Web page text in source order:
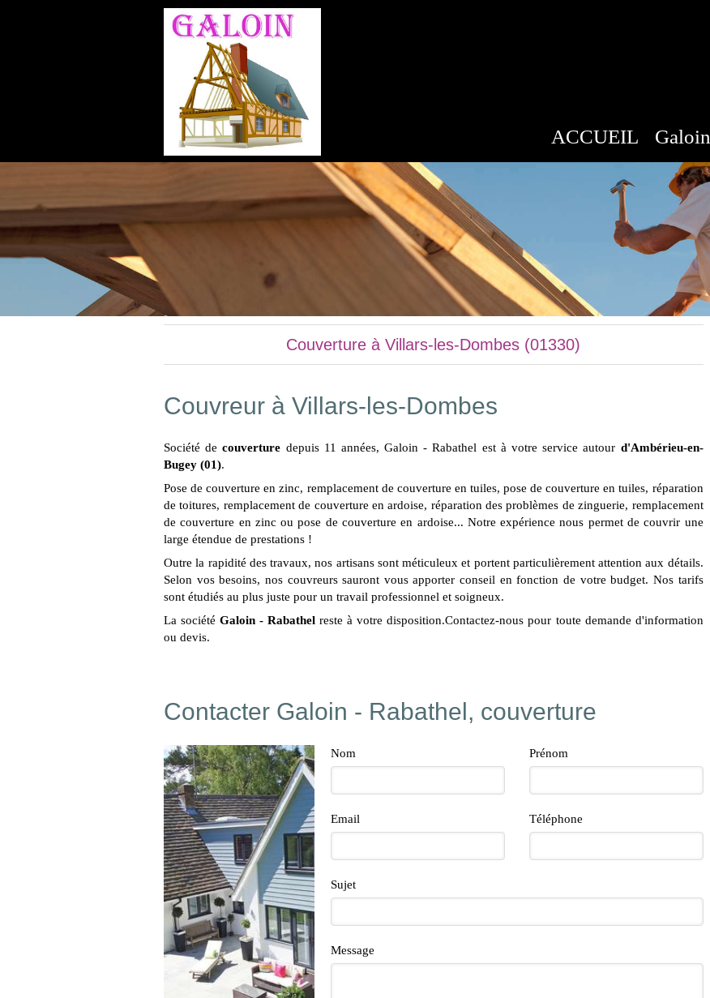
ACCUEIL Galoin
Couverture à Villars-les-Dombes (01330)
Couvreur à Villars-les-Dombes
Société decouverture depuis 11 années, Galoin - Rabathel est à votre service autour d'Ambérieu-en-
Bugey (01).
Pose de couverture en zinc, remplacement de couverture en tuiles, pose de couverture en tuiles, réparation
de toitures, remplacement de couverture en ardoise, réparation des problèmes de zinguerie, remplacement
de couverture en zinc ou pose de couverture en ardoise... Notre expérience nous permet de couvrir une
large étendue de prestations !
Outre la rapidité des travaux, nos artisans sont méticuleux et portent particulièrement attention aux détails.
Selon vos besoins, nos couvreurs sauront vous apporter conseil en fonction de votre budget. Nos tarifs
sont étudiés au plus juste pour un travail professionnel et soigneux.
La sociétéGaloin - Rabathel reste à votre disposition.Contactez-nous pour toute demande d'information
ou devis.
Contacter Galoin - Rabathel, couverture
Nom Prénom
Email Téléphone
Sujet
Message